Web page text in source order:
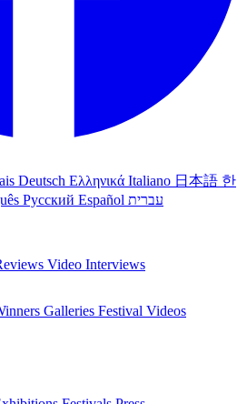
Deutsch Ελληνικά Italiano 日本語 한
Русский Español עברית
Video Interviews
Galleries Festival Videos